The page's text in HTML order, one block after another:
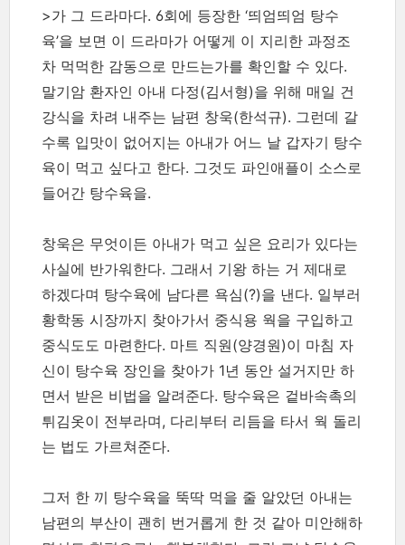
>가 그 드라마다. 6회에 등장한 ‘띄엄띄엄 탕수
육’을 보면 이 드라마가 어떻게 이 지리한 과정조
차 먹먹한 감동으로 만드는가를 확인할 수 있다.
말기암 환자인 아내 다정(김서형)을 위해 매일 건
강식을 차려 내주는 남편 창욱(한석규). 그런데 갈
수록 입맛이 없어지는 아내가 어느 날 갑자기 탕수
육이 먹고 싶다고 한다. 그것도 파인애플이 소스로
들어간 탕수육을.
창욱은 무엇이든 아내가 먹고 싶은 요리가 있다는
사실에 반가워한다. 그래서 기왕 하는 거 제대로
하겠다며 탕수육에 남다른 욕심(?)을 낸다. 일부러
황학동 시장까지 찾아가서 중식용 웍을 구입하고
중식도도 마련한다. 마트 직원(양경원)이 마침 자
신이 탕수육 장인을 찾아가 1년 동안 설거지만 하
면서 받은 비법을 알려준다. 탕수육은 겉바속촉의
튀김옷이 전부라며, 다리부터 리듬을 타서 웍 돌리
는 법도 가르쳐준다.
그저 한 끼 탕수육을 뚝딱 먹을 줄 알았던 아내는
남편의 부산이 괜히 번거롭게 한 것 같아 미안해하